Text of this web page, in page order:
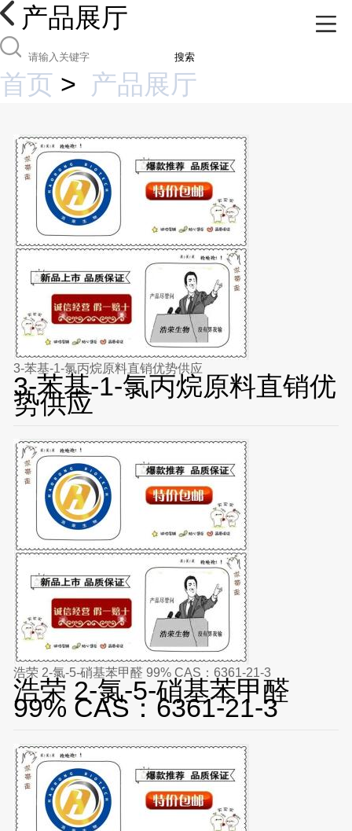
产品展厅
搜索
首页 > 产品展厅
3-苯基-1-氯丙烷原料直销优势供应
3-苯基-1-氯丙烷原料直销优
势供应
浩荣 2-氯-5-硝基苯甲醛 99% CAS：6361-21-3
浩荣 2-氯-5-硝基苯甲醛
99% CAS：6361-21-3